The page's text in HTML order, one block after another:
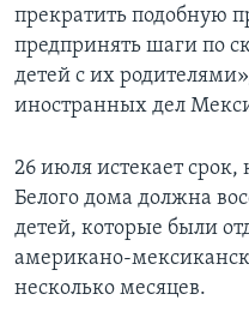
прекратить подобную
предпринять шаги по
детей с их
иностранных дел
26 июля истекает
Белого дома должна
детей, которые были
американо-
несколько месяцев.